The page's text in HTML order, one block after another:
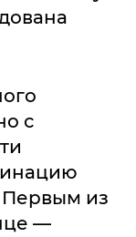
с
Первым из
—